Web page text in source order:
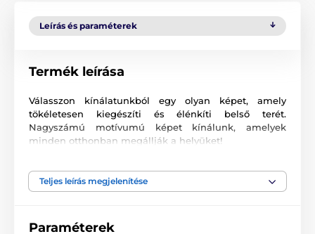
Leírás és paraméterek
Termék leírása
Válasszon kínálatunkból egy olyan képet, amely
tökéletesen kiegészíti és élénkíti belső terét.
Nagyszámú motívumú képet kínálunk, amelyek
minden otthonban megállják a helyüket!
Számunkra fontos a minőség, ezért képeinkhez nem
képünket súlyú
Teljes leírás megjelenítése
Paraméterek